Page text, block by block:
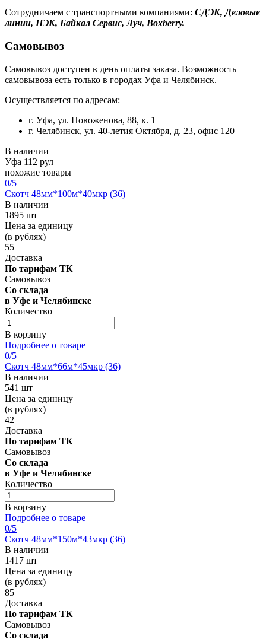
Сотрудничаем с транспортными компаниями: СДЭК, Деловые
линии, ПЭК, Байкал Сервис, Луч, Boxberry.
Самовывоз
Самовывоз доступен в день оплаты заказа. Возможность
самовывоза есть только в городах Уфа и Челябинск.
Осуществляется по адресам:
г. Уфа, ул. Новоженова, 88, к. 1
г. Челябинск, ул. 40-летия Октября, д. 23, офис 120
В наличии
Уфа 112 рул
похожие товары
0/5
Скотч 48мм*100м*40мкр (36)
В наличии
1895 шт
Цена за единицу
(в рублях)
55
Доставка
По тарифам ТК
Самовывоз
Со склада
в Уфе и Челябинске
Количество
В корзину
Подробнее о товаре
0/5
Скотч 48мм*66м*45мкр (36)
В наличии
541 шт
Цена за единицу
(в рублях)
42
Доставка
По тарифам ТК
Самовывоз
Со склада
в Уфе и Челябинске
Количество
В корзину
Подробнее о товаре
0/5
Скотч 48мм*150м*43мкр (36)
В наличии
1417 шт
Цена за единицу
(в рублях)
85
Доставка
По тарифам ТК
Самовывоз
Со склада